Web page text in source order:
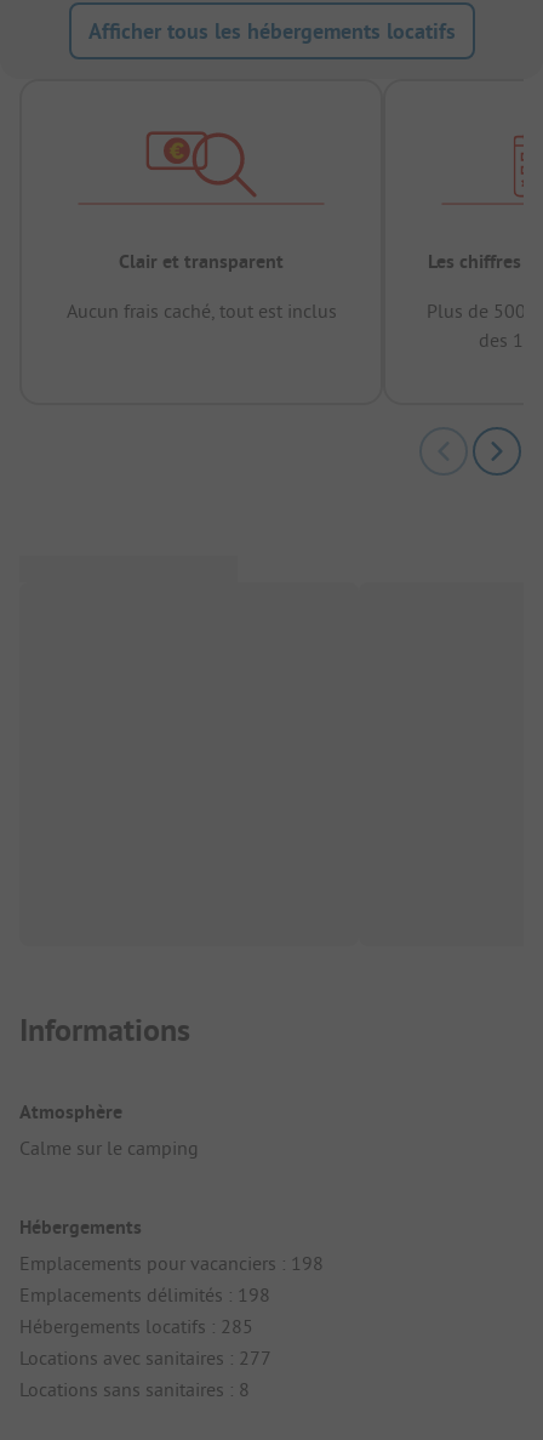
Afficher tous les hébergements locatifs
Clair et transparent
Aucun frais caché, tout est inclus
Les chiffres
Plus de
des 12
Informations
Atmosphère
Calme sur le camping
Hébergements
Emplacements pour vacanciers : 198
Emplacements délimités : 198
Hébergements locatifs : 285
Locations avec sanitaires : 277
Locations sans sanitaires : 8